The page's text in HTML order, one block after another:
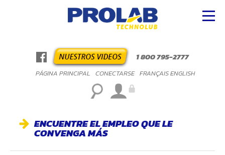
1 800 795-2777
PÁGINA PRINCIPAL CONECTARSE FRANÇAISENGLISH
ENCUENTRE EL EMPLEO QUE LE
CONVENGA MÁS